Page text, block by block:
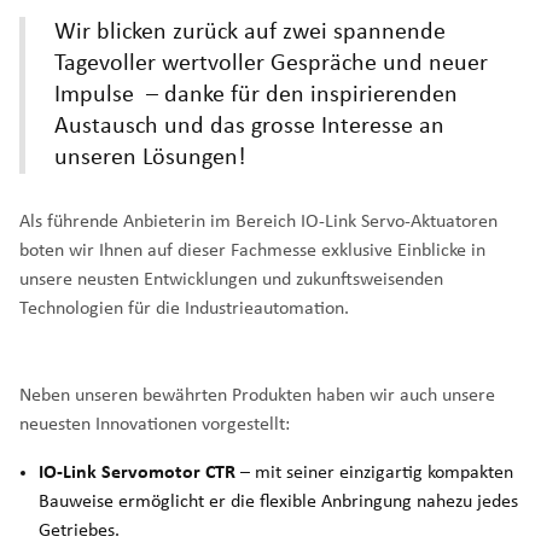
Wir blicken zurück auf zwei spannende
Tagevoller wertvoller Gespräche und neuer
Impulse – danke für den inspirierenden
Austausch und das grosse Interesse an
unseren Lösungen!
Als führende Anbieterin im Bereich IO-Link Servo-Aktuatoren
boten wir Ihnen auf dieser Fachmesse exklusive Einblicke in
unsere neusten Entwicklungen und zukunftsweisenden
Technologien für die Industrieautomation.
Neben unseren bewährten Produkten haben wir auch unsere
neuesten Innovationen vorgestellt:
IO-Link Servomotor CTR – mit seiner einzigartig kompakten
Bauweise ermöglicht er die flexible Anbringung nahezu jedes
Getriebes.